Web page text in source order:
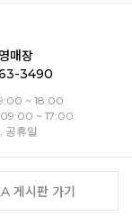
매장
3490
~ 18:00
09:00 ~ 17:00
공휴일
게시판 가기